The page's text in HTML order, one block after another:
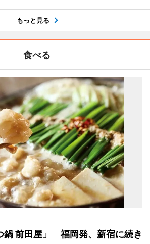
もっと見る
食べる
鍋 前田屋」 福岡発、新宿に続き